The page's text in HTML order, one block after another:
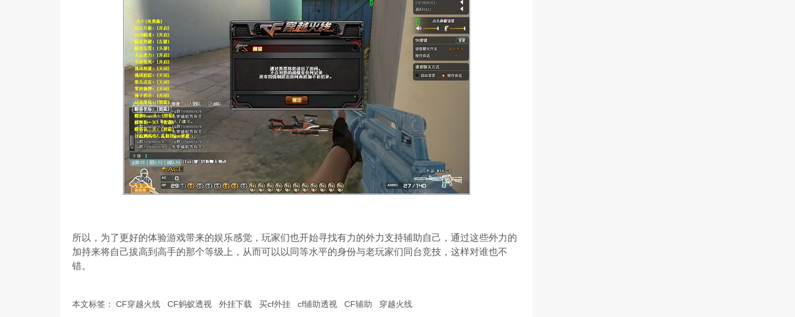
所以，为了更好的体验游戏带来的娱乐感觉，玩家们也开始寻找有力的外力支持辅助自己，通过这些外力的
加持来将自己拔高到高手的那个等级上，从而可以以同等水平的身份与老玩家们同台竞技，这样对谁也不
错。
本文标签： CF穿越火线 CF蚂蚁透视 外挂下载 买cf外挂 cf辅助透视 CF辅助 穿越火线